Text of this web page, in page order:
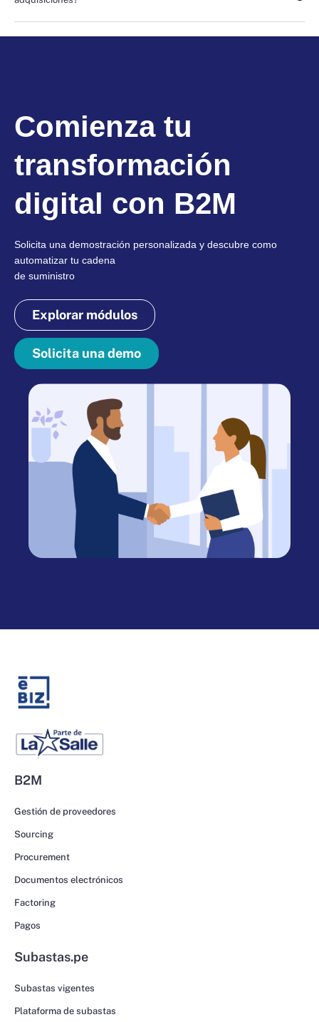
Comienza tu
transformación
digital con B2M
Solicita una demostración personalizada y descubre como
automatizar tu cadena
de suministro
Explorar módulos
Solicita una demo
B2M
Gestión de proveedores
Sourcing
Procurement
Documentos electrónicos
Factoring
Pagos
Subastas.pe
Subastas vigentes
Plataforma de subastas